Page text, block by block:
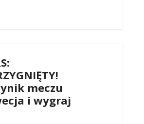
meczu
i wygraj